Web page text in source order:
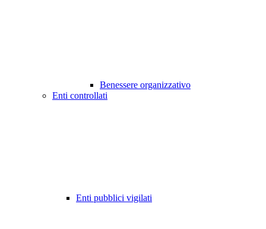
Benessere organizzativo
Enti controllati
Enti pubblici vigilati